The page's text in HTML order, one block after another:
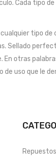
Cada tipo de
tipo de
Sellado
otras
uso que le
Repuestos